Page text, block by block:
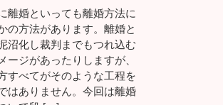
離婚といっても離婚方法に
の方法があります。離婚と
沼化し裁判までもつれ込む
ージがあったりしますが、
すべてがそのような工程を
はありません。今回は離婚